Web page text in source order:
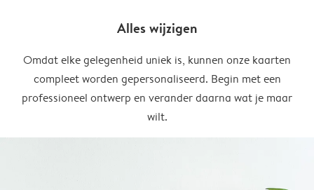
Alles wijzigen
Omdat elke gelegenheid uniek is, kunnen onze kaarten
compleet worden gepersonaliseerd. Begin met een
professioneel ontwerp en verander daarna wat je maar
wilt.